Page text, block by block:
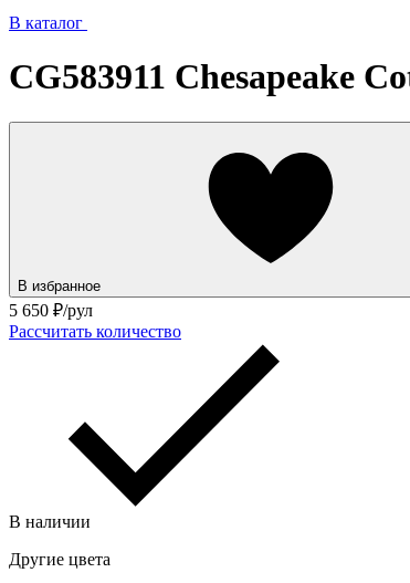
В каталог
CG583911 Chesapeake
В избранное
5 650 ₽/рул
Рассчитать количество
В наличии
Другие цвета